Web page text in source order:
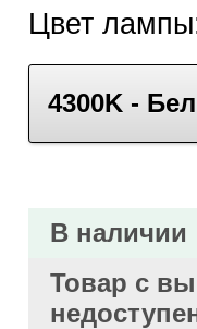
Цвет
4300K -
В наличии
Товар с